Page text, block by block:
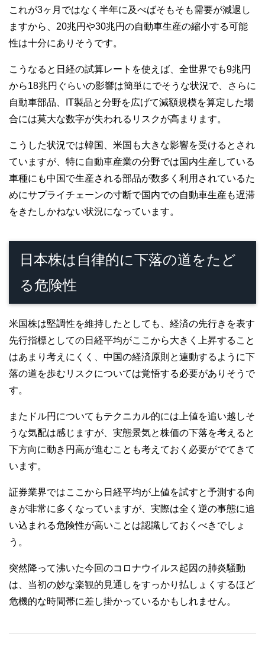
これが3ヶ月ではなく半年に及べばそもそも需要が減退し
ますから、20兆円や30兆円の自動車生産の縮小する可能
性は十分にありそうです。
こうなると日経の試算レートを使えば、全世界でも9兆円
から18兆円ぐらいの影響は簡単にでそうな状況で、さらに
自動車部品、IT製品と分野を広げて減額規模を算定した場
合には莫大な数字が失われるリスクが高まります。
こうした状況では韓国、米国も大きな影響を受けるとされ
ていますが、特に自動車産業の分野では国内生産している
車種にも中国で生産される部品が数多く利用されているた
めにサプライチェーンの寸断で国内での自動車生産も遅滞
をきたしかねない状況になっています。
日本株は自律的に下落の道をたど
る危険性
米国株は堅調性を維持したとしても、経済の先行きを表す
先行指標としての日経平均がここから大きく上昇すること
はあまり考えにくく、中国の経済原則と連動するように下
落の道を歩むリスクについては覚悟する必要がありそうで
す。
またドル円についてもテクニカル的には上値を追い越しそ
うな気配は感じますが、実態景気と株価の下落を考えると
下方向に動き円高が進むことも考えておく必要がでてきて
います。
証券業界ではここから日経平均が上値を試すと予測する向
きが非常に多くなっていますが、実際は全く逆の事態に追
い込まれる危険性が高いことは認識しておくべきでしょ
う。
突然降って沸いた今回のコロナウイルス起因の肺炎騒動
は、当初の妙な楽観的見通しをすっかり払しょくするほど
危機的な時間帯に差し掛かっているかもしれません。